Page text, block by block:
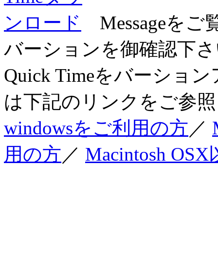
Messageをご
バーションを御確認下
Quick Timeをバーショ
は下記のリンクをご参
windowsをご利用の方／
用の方／ Macintosh